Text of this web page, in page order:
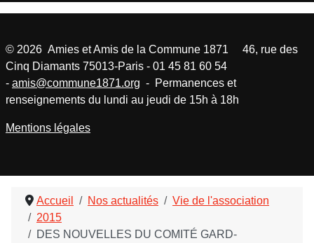
Accueil Nos actualités
Vie de l'association
2015
DES NOUVELLES DU COMITÉ GARD-
© 2026 Amies et Amis de la Commune 1871 46, rue des
Cinq Diamants 75013-Paris - 01 45 81 60 54
- amis@commune1871.org - Permanences et
renseignements du lundi au jeudi de 15h à 18h
Mentions légales